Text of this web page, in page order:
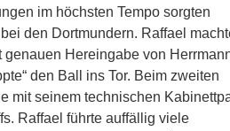
im höchsten Tempo sorgten
den Dortmundern. Raffael
genauen Hereingabe von
den Ball ins Tor. Beim zweiten
mit seinem technischen
Raffael führte auffällig viele